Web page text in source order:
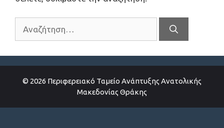
© 2026 Περιφερειακό Ταμείο Ανάπτυξης Ανατολικής
Μακεδονίας Θράκης